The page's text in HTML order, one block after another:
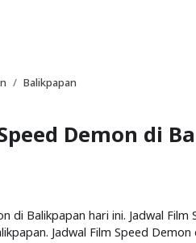
Balikpapan
Demon di
di Balikpapan hari ini. Jadwal
Jadwal Film Speed